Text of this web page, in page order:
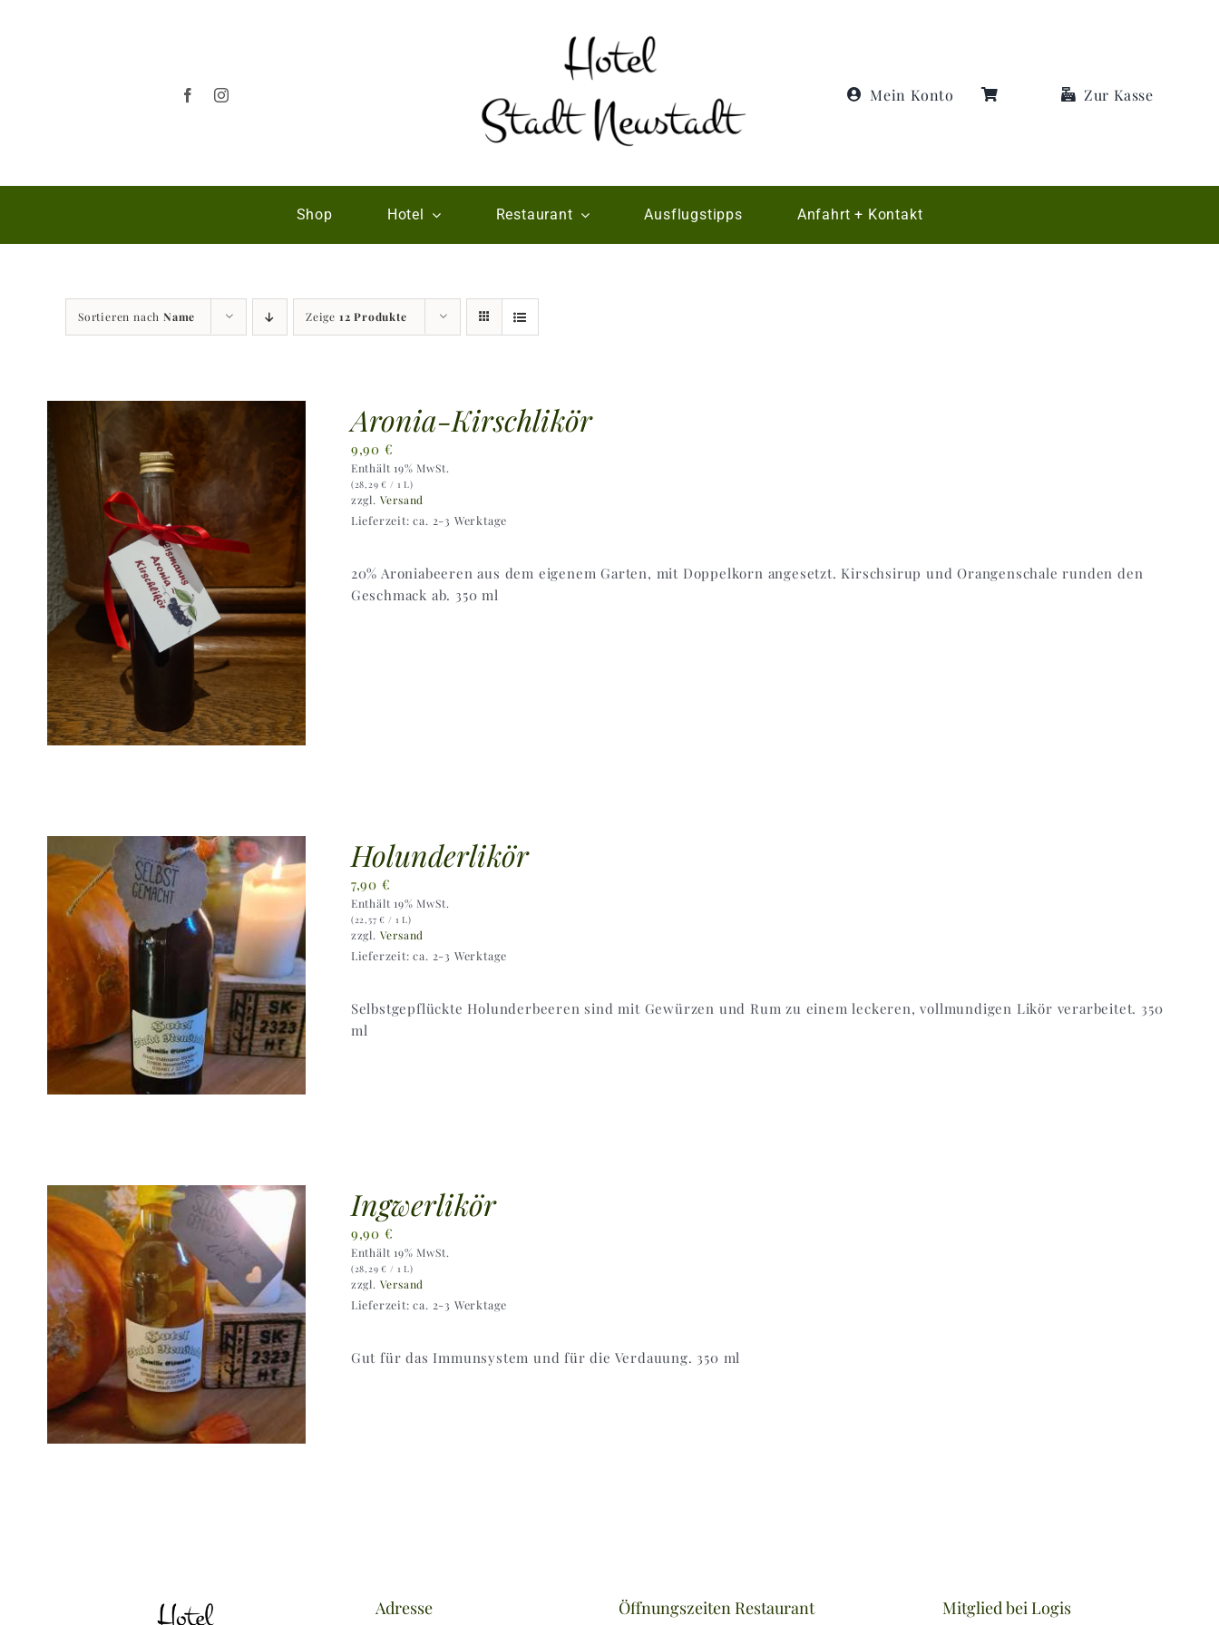
Mein Konto Zur Kasse
Shop Hotel Restaurant Ausflugstipps Anfahrt + Kontakt
Sortieren nach Name Zeige 12 Produkte
Aronia-Kirschlikör
9,90 €
Enthält 19% MwSt.
(28,29€ / 1 L)
zzgl. Versand
Lieferzeit: ca. 2-3 Werktage
20% Aroniabeeren aus dem eigenem Garten, mit Doppelkorn angesetzt. Kirschsirup und Orangenschale runden den
Geschmack ab. 350 ml
Holunderlikör
7,90 €
Enthält 19% MwSt.
(22,57€ / 1 L)
zzgl. Versand
Lieferzeit: ca. 2-3 Werktage
Selbstgepflückte Holunderbeeren sind mit Gewürzen und Rum zu einem leckeren, vollmundigen Likör verarbeitet. 350
ml
Ingwerlikör
9,90 €
Enthält 19% MwSt.
(28,29€ / 1 L)
zzgl. Versand
Lieferzeit: ca. 2-3 Werktage
Gut für das Immunsystem und für die Verdauung. 350 ml
Adresse Öffnungszeiten Restaurant Mitglied bei Logis